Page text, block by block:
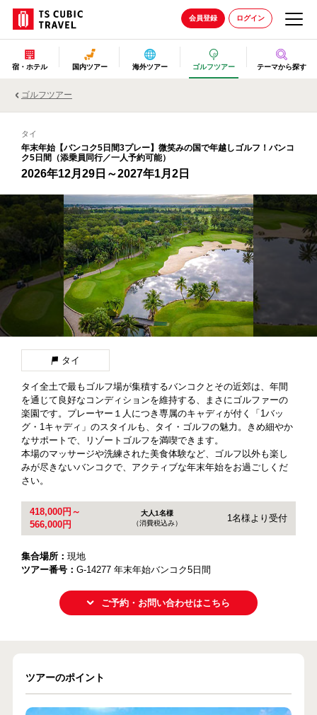
会員登録 ログイン
宿・ホテル 国内ツアー 海外ツアー ゴルフツアー テーマから探す
ゴルフツアー
タイ
年末年始【バンコク5日間3プレー】微笑みの国で年越しゴルフ！バンコ
ク5日間（添乗員同行／一人予約可能）
2026年12月29日～2027年1月2日
タイ
タイ全土で最もゴルフ場が集積するバンコクとその近郊は、年間
を通じて良好なコンディションを維持する、まさにゴルファーの
楽園です。プレーヤー１人につき専属のキャディが付く「1バッ
グ・1キャディ」のスタイルも、タイ・ゴルフの魅力。きめ細やか
なサポートで、リゾートゴルフを満喫できます。
本場のマッサージや洗練された美食体験など、ゴルフ以外も楽し
みが尽きないバンコクで、アクティブな年末年始をお過ごしくだ
さい。
418,000円～
566,000円
大人1名様
（消費税込み）
1名様より受付
集合場所： 現地
ツアー番号： G-14277 年末年始バンコク5日間
ご予約・お問い合わせはこちら
ツアーのポイント